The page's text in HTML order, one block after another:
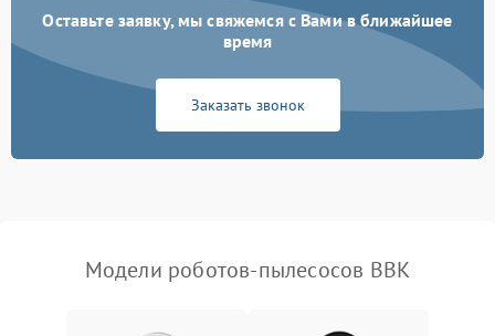
Оставьте заявку, мы свяжемся с Вами в ближайшее
время
Заказать звонок
Модели роботов-пылесосов BBK